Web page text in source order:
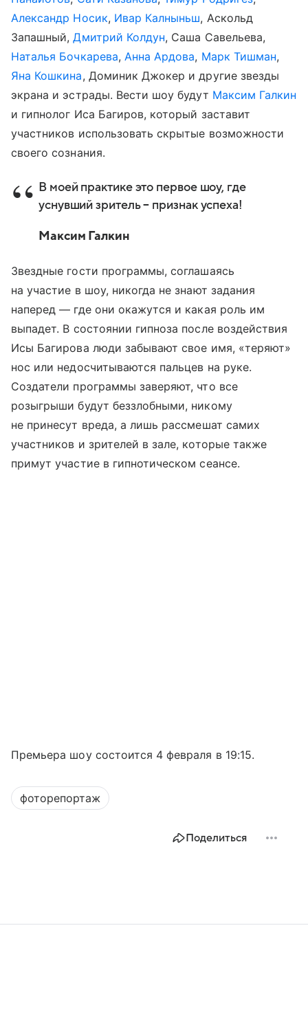
Александр Носик, Ивар Калныньш, Аскольд
Запашный,Дмитрий Колдун, Саша Савельева,
Наталья Бочкарева, Анна Ардова, Марк Тишман,
Яна Кошкина, Доминик Джокер и другие звезды
экрана и эстрады. Вести шоу будут Максим Галкин
и гипнолог Иса Багиров, который заставит
участников использовать скрытые возможности
своего сознания.
В моей практике это первое шоу, где
уснувший зритель – признак успеха!
Максим Галкин
Звездные гости программы, соглашаясь
на участие в шоу, никогда не знают задания
наперед — где они окажутся и какая роль им
выпадет. В состоянии гипноза после воздействия
Исы Багирова люди забывают свое имя, «теряют»
нос или недосчитываются пальцев на руке.
Создатели программы заверяют, что все
розыгрыши будут беззлобными, никому
не принесут вреда, а лишь рассмешат самих
участников и зрителей в зале, которые также
примут участие в гипнотическом сеансе.
Премьера шоу состоится 4 февраля в 19:15.
фоторепортаж
Поделиться